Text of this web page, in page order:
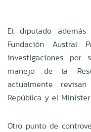
El diputado
Fundación Austral
investigaciones
manejo de la
actualmente
República y el
Otro punto de